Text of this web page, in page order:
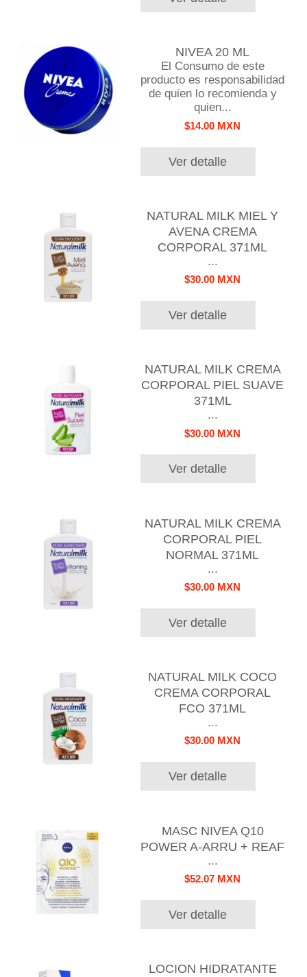
NIVEA 20 ML
El Consumo de este
producto es responsabilidad
de quien lo recomienda y
quien...
$14.00 MXN
Ver detalle
NATURAL MILK MIEL Y
AVENA CREMA
CORPORAL 371ML
...
$30.00 MXN
Ver detalle
NATURAL MILK CREMA
CORPORAL PIEL SUAVE
371ML
...
$30.00 MXN
Ver detalle
NATURAL MILK CREMA
CORPORAL PIEL
NORMAL 371ML
...
$30.00 MXN
Ver detalle
NATURAL MILK COCO
CREMA CORPORAL
FCO 371ML
...
$30.00 MXN
Ver detalle
MASC NIVEA Q10
POWER A-ARRU + REAF
...
$52.07 MXN
Ver detalle
LOCION HIDRATANTE